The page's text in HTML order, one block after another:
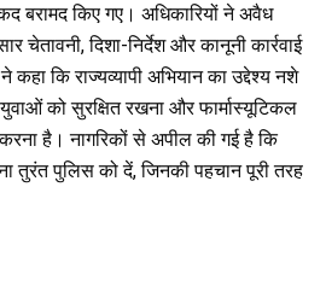
किए गए। अधिकारियों ने अवैध
चेतावनी, दिशा-निर्देश और कानूनी कार्रवाई
कि राज्यव्यापी अभियान का उद्देश्य नशे
को सुरक्षित रखना और फार्मास्यूटिकल
है। नागरिकों से अपील की गई है कि
तुरंत पुलिस को दें, जिनकी पहचान पूरी तरह